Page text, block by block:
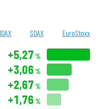
SDAX EuroStoxx
+5,27 %
+3,06 %
+2,67 %
+1,76 %